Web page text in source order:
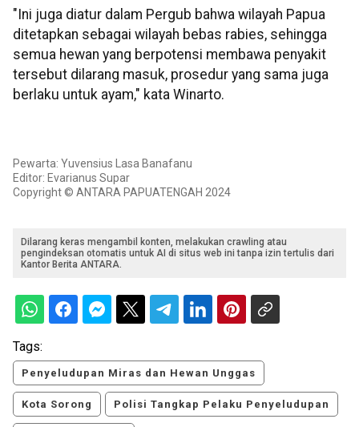
"Ini juga diatur dalam Pergub bahwa wilayah Papua
ditetapkan sebagai wilayah bebas rabies, sehingga
semua hewan yang berpotensi membawa penyakit
tersebut dilarang masuk, prosedur yang sama juga
berlaku untuk ayam," kata Winarto.
Pewarta: Yuvensius Lasa Banafanu
Editor: Evarianus Supar
Copyright © ANTARA PAPUATENGAH 2024
Dilarang keras mengambil konten, melakukan crawling atau
pengindeksan otomatis untuk AI di situs web ini tanpa izin tertulis dari
Kantor Berita ANTARA.
Tags:
Penyeludupan Miras dan Hewan Unggas
Kota Sorong Polisi Tangkap Pelaku Penyeludupan